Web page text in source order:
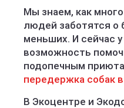
Мы знаем, как
людей заботятся о
меньших. И сейчас
возможность
подопечным
передержка собак
В Экоцентре и